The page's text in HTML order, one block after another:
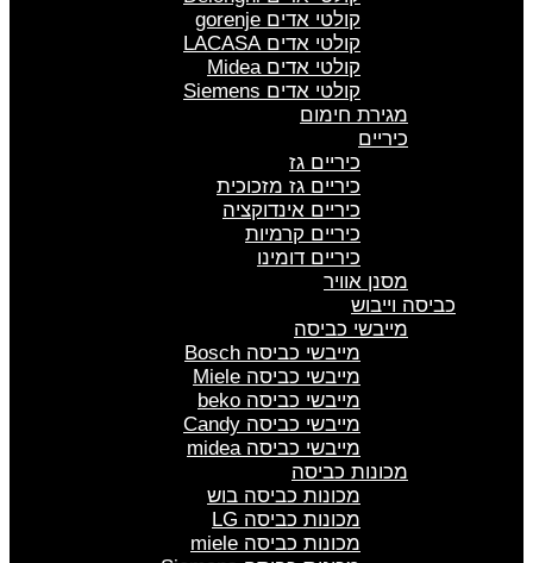
קולטי אדים gorenje
קולטי אדים LACASA
קולטי אדים Midea
קולטי אדים Siemens
מגירת חימום
כיריים
כיריים גז
כיריים גז מזכוכית
כיריים אינדוקציה
כיריים קרמיות
כיריים דומינו
מסנן אוויר
כביסה וייבוש
מייבשי כביסה
מייבשי כביסה Bosch
מייבשי כביסה Miele
מייבשי כביסה beko
מייבשי כביסה Candy
מייבשי כביסה midea
מכונות כביסה
מכונות כביסה בוש
מכונות כביסה LG
מכונות כביסה miele